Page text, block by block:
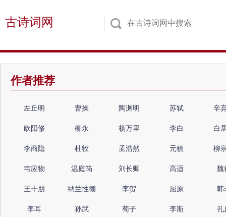
古诗词网
作者推荐
左丘明 曹操 陶渊明 苏轼 辛
欧阳修 柳永 杨万里 李白 白
李商隐 杜牧 孟浩然 元稹 柳
韦应物 温庭筠 刘长卿 高适 魏
王十朋 纳兰性德 李贺 屈原 韩
李耳 孙武 荀子 李斯 孔